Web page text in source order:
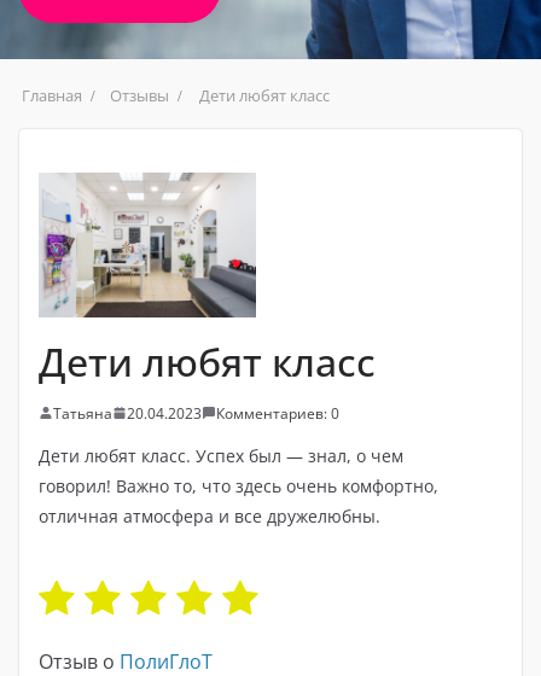
Главная Отзывы Дети любят класс
Дети любят класс
Татьяна 20.04.2023 Комментариев: 0
Дети любят класс. Успех был — знал, о чем
говорил! Важно то, что здесь очень комфортно,
отличная атмосфера и все дружелюбны.
Отзыв о ПолиГлоТ